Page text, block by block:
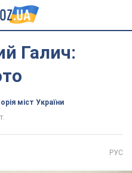
Галич:
міст України
РУС